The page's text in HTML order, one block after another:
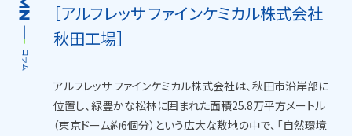
［アルフレッサ ファインケミカル株式会社
秋田工場］
アルフレッサ ファインケミカル株式会社は、秋田市沿岸部に
位置し、緑豊かな松林に囲まれた面積25.8万平方メートル
（東京ドーム約6個分）という広大な敷地の中で、「自然環境